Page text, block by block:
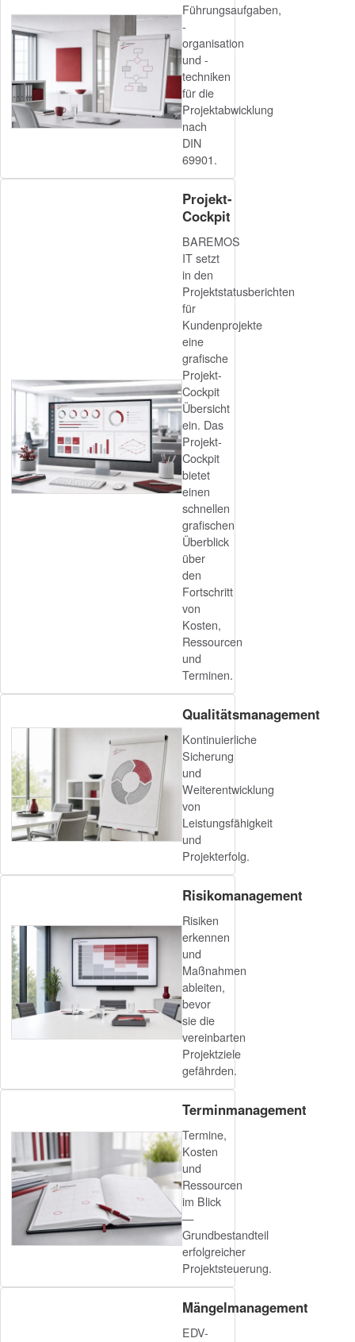
Führungsaufgaben,
-
organisation
und -
techniken
für die
Projektabwicklung
nach
DIN
69901.
Projekt-
Cockpit
BAREMOS
IT setzt
in den
Projektstatusberichten
für
Kundenprojekte
eine
grafische
Projekt-
Cockpit
Übersicht
ein. Das
Projekt-
Cockpit
bietet
einen
schnellen
grafischen
Überblick
über
den
Fortschritt
von
Kosten,
Ressourcen
und
Terminen.
Qualitätsmanagement
Kontinuierliche
Sicherung
und
Weiterentwicklung
von
Leistungsfähigkeit
und
Projekterfolg.
Risikomanagement
Risiken
erkennen
und
Maßnahmen
ableiten,
bevor
sie die
vereinbarten
Projektziele
gefährden.
Terminmanagement
Termine,
Kosten
und
Ressourcen
im Blick
—
Grundbestandteil
erfolgreicher
Projektsteuerung.
Mängelmanagement
EDV-